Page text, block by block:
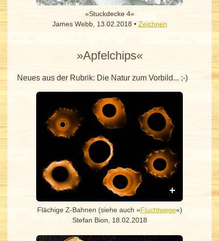
»Stuckdecke 4«
James Webb, 13.02.2018 • Zeichnen
»Apfelchips«
Neues aus der Rubrik: Die Natur zum Vorbild... ;-)
Flächige Z-Bahnen (siehe auch »Fluchtwege«)
Stefan Bion, 18.02.2018